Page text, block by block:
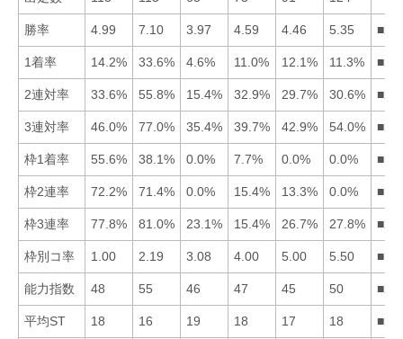
勝率 4.99 7.10 3.97 4.59 4.46 5.35
1着率 14.2% 33.6% 4.6% 11.0% 12.1% 11.3%
2連対率 33.6% 55.8% 15.4% 32.9% 29.7% 30.6%
3連対率 46.0% 77.0% 35.4% 39.7% 42.9% 54.0%
枠1着率 55.6% 38.1% 0.0% 7.7% 0.0% 0.0%
枠2連率 72.2% 71.4% 0.0% 15.4% 13.3% 0.0%
枠3連率 77.8% 81.0% 23.1% 15.4% 26.7% 27.8%
枠別コ率 1.00 2.19 3.08 4.00 5.00 5.50
能力指数 48 55 46 47 45 50
平均ST 18 16 19 18 17 18